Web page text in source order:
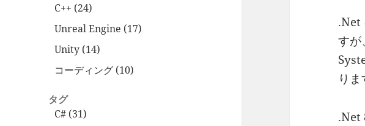
C++ (24)
Unreal Engine (17)
Unity (14)
コーディング (10)
タグ
C# (31)
.Net
すが
りま
.Net